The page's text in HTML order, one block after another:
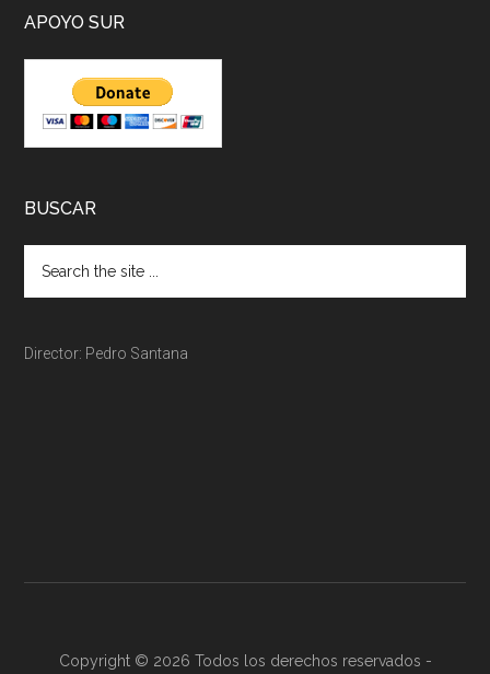
APOYO SUR
BUSCAR
Director: Pedro Santana
Copyright © 2026 Todos los derechos reservados -